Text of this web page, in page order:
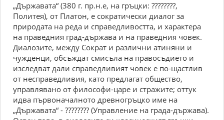
„Държавата“ (380 г. пр.н.е, на гръцки: ????????,
Политея), от Платон, е сократически диалог за
природата на реда и справедливостта, и характера
на праведния град-държава и на праведния човек.
Диалозите, между Сократ и различни атиняни и
чужденци, обсъждат смисъла на правосъдието и
изследват дали справедливият човек е по-щастлив
от несправедливия, като предлагат общество,
управлявано от философи-царе и стражите; оттук
идва първоначалното древногръцко име на
„Държавата“ - ???????? (Управление на града-държава).